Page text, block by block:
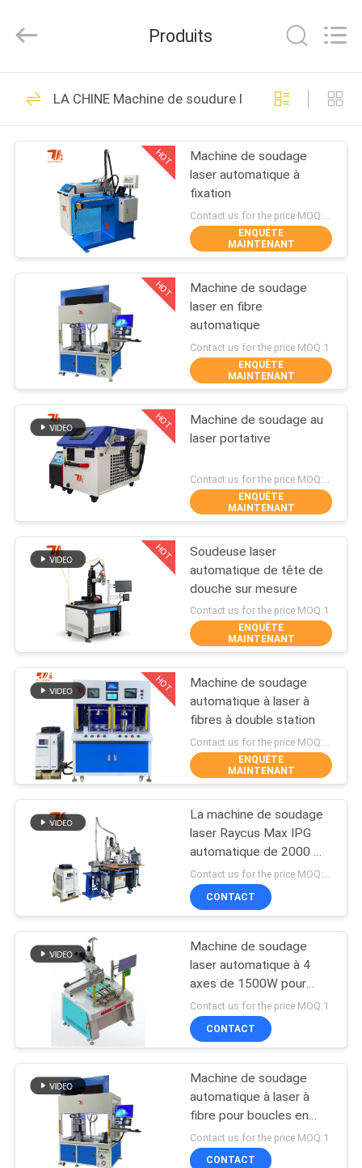
MAISON
DES
PRODUITS
VIDÉOS
PROPOS
NOUS
VISITE
L'USINE
CONTACTER
NOUVELLES
SOLUTION
PLAN
SITE
PRIVACY
POLICY
Technology
Company
Rights
Machine de soudure
laser
193
Machine de
soudage robotisée
au laser
147
Découpeuse de
laser
Machine de
revêtement de laser
25
Machine de
nettoyage de laser
50
Machine
d'inscription de
laser
9
Produits
LA CHINE Machine de soudure laser
HOT
Machine de soudage
laser automatique à
fixation
Contact us for the price MOQ:1 jeu
ENQUÊTE
MAINTENANT
HOT
Machine de soudage
laser en fibre
automatique
Contact us for the price MOQ:1
ENQUÊTE
MAINTENANT
HOT
Machine de soudage au
laser portative
ENQUÊTE
MAINTENANT
HOT
Soudeuse laser
automatique de tête de
douche sur mesure
Contact us for the price MOQ:1
ENQUÊTE
MAINTENANT
HOT
Machine de soudage
automatique à laser à
fibres à double station
Contact us for the price MOQ:1 jeu
ENQUÊTE
MAINTENANT
La machine de soudage
laser Raycus Max IPG
automatique de 2000 W
peut être personnalisée
CONTACT
Machine de soudage
laser automatique à 4
axes de 1500W pour
tuyau de théière
Contact us for the price MOQ:1
CONTACT
Machine de soudage
automatique à laser à
fibre pour boucles en
acier inoxydable fermées
sur mesure
Contact us for the price MOQ:1
CONTACT